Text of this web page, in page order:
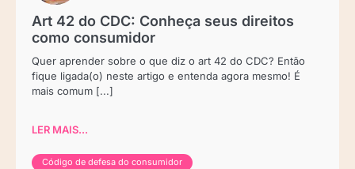
Art 42 do CDC: Conheça seus direitos
como consumidor
Quer aprender sobre o que diz o art 42 do CDC? Então
fique ligada(o) neste artigo e entenda agora mesmo! É
mais comum [...]
LER MAIS...
Código de defesa do consumidor